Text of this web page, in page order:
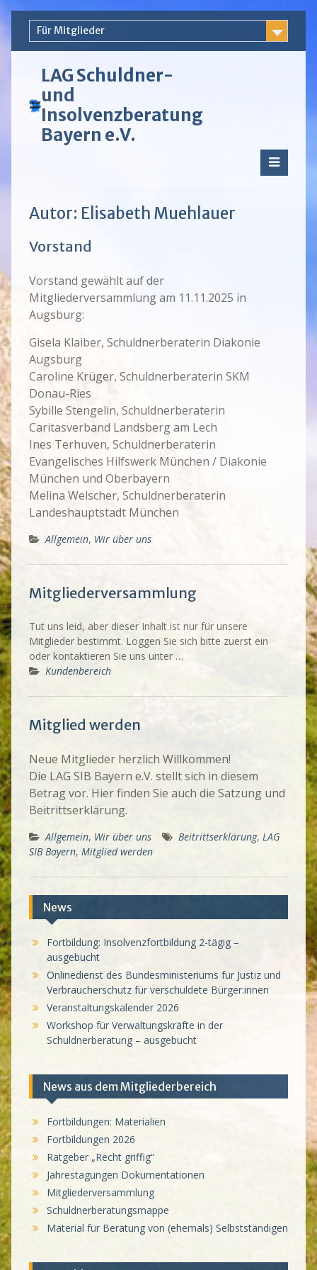
Skip
Für Mitglieder
LAG Schuldner-
und
Insolvenzberatung
Bayern e.V.
Autor: Elisabeth Muehlauer
Vorstand
Vorstand gewählt auf der
Mitgliederversammlung am 11.11.2025 in
Augsburg:
Gisela Klaiber, Schuldnerberaterin Diakonie
Augsburg
Caroline Krüger, Schuldnerberaterin SKM
Donau-Ries
Sybille Stengelin, Schuldnerberaterin
Caritasverband Landsberg am Lech
Ines Terhuven, Schuldnerberaterin
Evangelisches Hilfswerk München / Diakonie
München und Oberbayern
Melina Welscher, Schuldnerberaterin
Landeshauptstadt München
Allgemein, Wir über uns
Mitgliederversammlung
Tut uns leid, aber dieser Inhalt ist nur für unsere
Mitglieder bestimmt. Loggen Sie sich bitte zuerst ein
oder kontaktieren Sie uns unter …
Kundenbereich
Mitglied werden
Neue Mitglieder herzlich Willkommen!
Die LAG SIB Bayern e.V. stellt sich in diesem
Betrag vor. Hier finden Sie auch die Satzung und
Beitrittserklärung.
Allgemein, Wir über uns Beitrittserklärung, LAG
SIB Bayern, Mitglied werden
News
Fortbildung: Insolvenzfortbildung 2-tägig –
ausgebucht
Onlinedienst des Bundesministeriums für Justiz und
Verbraucherschutz für verschuldete Bürger:innen
Veranstaltungskalender 2026
Workshop für Verwaltungskräfte in der
Schuldnerberatung – ausgebucht
News aus dem Mitgliederbereich
Fortbildungen: Materialien
Fortbildungen 2026
Ratgeber „Recht griffig“
Jahrestagungen Dokumentationen
Mitgliederversammlung
Schuldnerberatungsmappe
Material für Beratung von (ehemals) Selbstständigen